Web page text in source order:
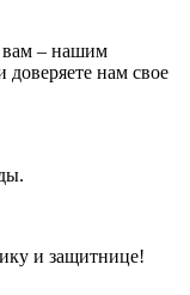
вам – нашим
нам свое
и защитнице!